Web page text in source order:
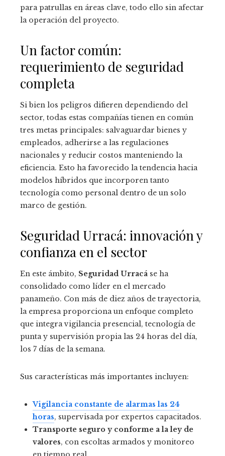
para patrullas en áreas clave, todo ello sin afectar
la operación del proyecto.
Un factor común:
requerimiento de seguridad
completa
Si bien los peligros difieren dependiendo del
sector, todas estas compañías tienen en común
tres metas principales: salvaguardar bienes y
empleados, adherirse a las regulaciones
nacionales y reducir costos manteniendo la
eficiencia. Esto ha favorecido la tendencia hacia
modelos híbridos que incorporen tanto
tecnología como personal dentro de un solo
marco de gestión.
Seguridad Urracá: innovación y
confianza en el sector
En este ámbito, Seguridad Urracá se ha
consolidado como líder en el mercado
panameño. Con más de diez años de trayectoria,
la empresa proporciona un enfoque completo
que integra vigilancia presencial, tecnología de
punta y supervisión propia las 24 horas del día,
los 7 días de la semana.
Sus características más importantes incluyen:
Vigilancia constante de alarmas las 24
horas, supervisada por expertos capacitados.
Transporte seguro y conforme a la ley de
valores, con escoltas armados y monitoreo